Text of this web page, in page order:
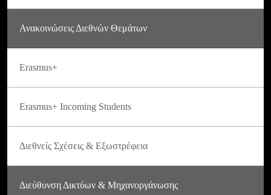
Ανακοινώσεις Διεθνών Θεμάτων
Erasmus+
Erasmus+ Incoming Students
Διεθνείς Σχέσεις & Εξωστρέφεια
Διεύθυνση Δικτύων & Μηχανοργάνωσης